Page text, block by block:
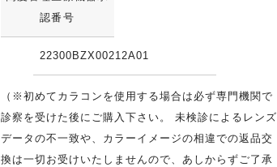
認番号
22300BZX00212A01
（※初めてカラコンを使用する場合は必ず専門機関で
診察を受けた後にご購入下さい。 未検診によるレンズ
データの不一致や、カラーイメージの相違での返品交
換は一切お受けいたしませんので、あしからずご了承